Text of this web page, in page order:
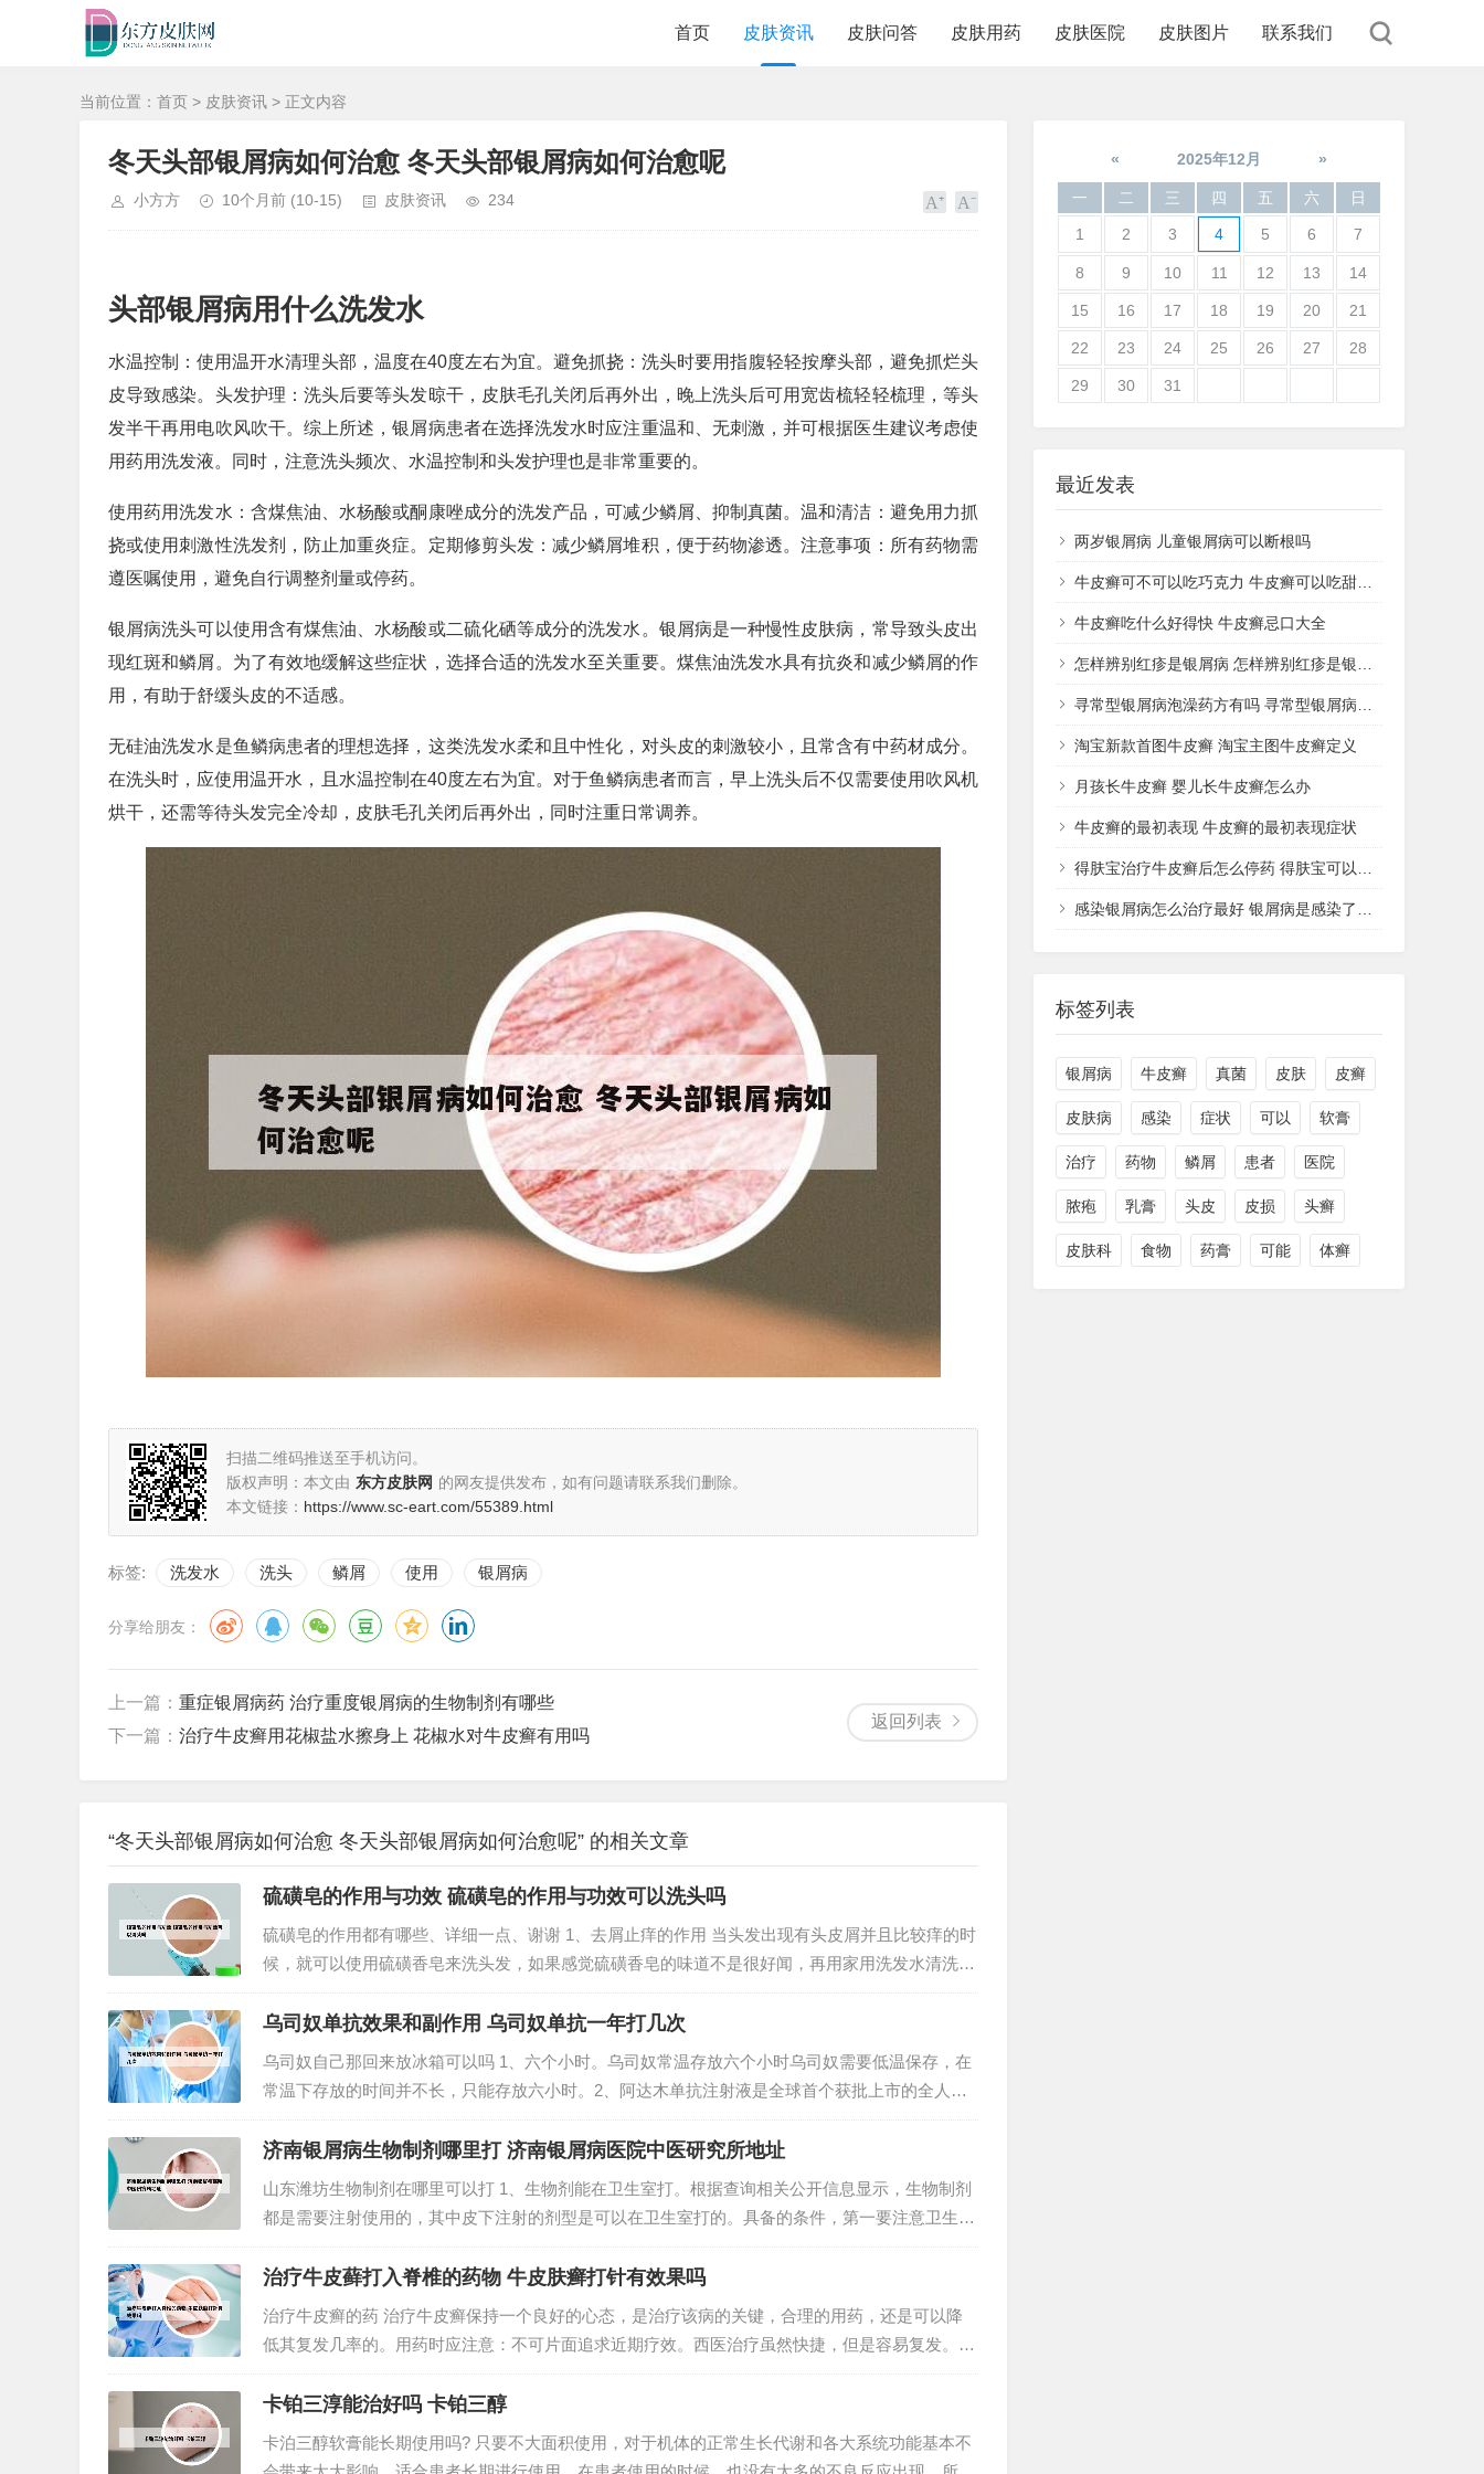
首页 皮肤资讯 皮肤问答 皮肤用药 皮肤医院 皮肤图片 联系我们
当前位置： 首页 > 皮肤资讯 > 正文内容
冬天头部银屑病如何治愈 冬天头部银屑病如何治愈呢
小方方 10个月前 (10-15) 皮肤资讯 234
头部银屑病用什么洗发水
水温控制：使用温开水清理头部，温度在40度左右为宜。避免抓挠：洗头时要用指腹轻轻按摩头部，避免抓烂头
皮导致感染。头发护理：洗头后要等头发晾干，皮肤毛孔关闭后再外出，晚上洗头后可用宽齿梳轻轻梳理，等头
发半干再用电吹风吹干。综上所述，银屑病患者在选择洗发水时应注重温和、无刺激，并可根据医生建议考虑使
用药用洗发液。同时，注意洗头频次、水温控制和头发护理也是非常重要的。
使用药用洗发水：含煤焦油、水杨酸或酮康唑成分的洗发产品，可减少鳞屑、抑制真菌。温和清洁：避免用力抓
挠或使用刺激性洗发剂，防止加重炎症。定期修剪头发：减少鳞屑堆积，便于药物渗透。注意事项：所有药物需
遵医嘱使用，避免自行调整剂量或停药。
银屑病洗头可以使用含有煤焦油、水杨酸或二硫化硒等成分的洗发水。银屑病是一种慢性皮肤病，常导致头皮出
现红斑和鳞屑。为了有效地缓解这些症状，选择合适的洗发水至关重要。煤焦油洗发水具有抗炎和减少鳞屑的作
用，有助于舒缓头皮的不适感。
无硅油洗发水是鱼鳞病患者的理想选择，这类洗发水柔和且中性化，对头皮的刺激较小，且常含有中药材成分。
在洗头时，应使用温开水，且水温控制在40度左右为宜。对于鱼鳞病患者而言，早上洗头后不仅需要使用吹风机
烘干，还需等待头发完全冷却，皮肤毛孔关闭后再外出，同时注重日常调养。
扫描二维码推送至手机访问。
版权声明：本文由 东方皮肤网 的网友提供发布，如有问题请联系我们删除。
本文链接： https://www.sc-eart.com/55389.html
标签: 洗发水 洗头 鳞屑 使用 银屑病
分享给朋友：
返回列表
上一篇： 重症银屑病药 治疗重度银屑病的生物制剂有哪些
下一篇： 治疗牛皮癣用花椒盐水擦身上 花椒水对牛皮癣有用吗
“冬天头部银屑病如何治愈 冬天头部银屑病如何治愈呢” 的相关文章
硫磺皂的作用与功效 硫磺皂的作用与功效可以洗头吗
硫磺皂的作用都有哪些、详细一点、谢谢 1、去屑止痒的作用 当头发出现有头皮屑并且比较痒的时
候，就可以使用硫磺香皂来洗头发，如果感觉硫磺香皂的味道不是很好闻，再用家用洗发水清洗一
遍即可。2、香皂中的硫磺有杀菌作用，主要是在水中生成硫化物后使水变为弱碱性，然后利用碱
性环境杀菌，同时因水的ph变化，硫磺香...
乌司奴单抗效果和副作用 乌司奴单抗一年打几次
乌司奴自己那回来放冰箱可以吗 1、六个小时。乌司奴常温存放六个小时乌司奴需要低温保存，在
常温下存放的时间并不长，只能存放六小时。2、阿达木单抗注射液是全球首个获批上市的全人源
抗肿瘤坏死因子ɑ单克隆抗体，能特异性地与可溶性人TNF-ɑ结合并阻断其与细胞表面TNF受体p55
和p75的相互作用，从而有效地...
济南银屑病生物制剂哪里打 济南银屑病医院中医研究所地址
山东潍坊生物制剂在哪里可以打 1、生物剂能在卫生室打。根据查询相关公开信息显示，生物制剂
都是需要注射使用的，其中皮下注射的剂型是可以在卫生室打的。具备的条件，第一要注意卫生，
在用药的时候要注意手和注射部位的消毒。2、潍坊德诺泰克生物科技有限公司是2018-06-19在山
东省注册成立的其他有限责任公司...
治疗牛皮藓打入脊椎的药物 牛皮肤癣打针有效果吗
治疗牛皮癣的药 治疗牛皮癣保持一个良好的心态，是治疗该病的关键，合理的用药，还是可以降
低其复发几率的。用药时应注意：不可片面追求近期疗效。西医治疗虽然快捷，但是容易复发。选
用中医治疗比较好。一般治疗中可以使用外抹蒽林软膏，可用普鲁卡因静脉封或肌注维生素B12，
内服维生素C叶酸等治疗还可以口服迪银片治...
卡铂三淳能治好吗 卡铂三醇
卡泊三醇软膏能长期使用吗? 只要不大面积使用，对于机体的正常生长代谢和各大系统功能基本不
« 2025年12月 »
一 二 三 四 五 六 日
1 2 3 4 5 6 7
8 9 10 11 12 13 14
15 16 17 18 19 20 21
22 23 24 25 26 27 28
29 30 31
最近发表
两岁银屑病 儿童银屑病可以断根吗
牛皮癣可不可以吃巧克力 牛皮癣可以吃甜品吗
牛皮癣吃什么好得快 牛皮癣忌口大全
怎样辨别红疹是银屑病 怎样辨别红疹是银屑病还是湿疹
寻常型银屑病泡澡药方有吗 寻常型银屑病用什么药洗
淘宝新款首图牛皮癣 淘宝主图牛皮癣定义
月孩长牛皮癣 婴儿长牛皮癣怎么办
牛皮癣的最初表现 牛皮癣的最初表现症状
得肤宝治疗牛皮癣后怎么停药 得肤宝可以治疗湿疹吗
感染银屑病怎么治疗最好 银屑病是感染了什么病菌
标签列表
银屑病 牛皮癣 真菌 皮肤 皮癣
皮肤病 感染 症状 可以 软膏
治疗 药物 鳞屑 患者 医院
脓疱 乳膏 头皮 皮损 头癣
皮肤科 食物 药膏 可能 体癣